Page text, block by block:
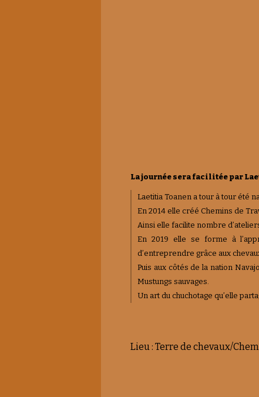
La journée sera facilitée par
Laetitia Toanen a tour à tour été
En 2014 elle créé Chemins de
Ainsi elle facilite nombre
En 2019 elle se forme à
d’entreprendre grâce aux
Puis aux côtés de la nation
Mustungs sauvages.
Un art du chuchotage qu’elle
Lieu : Terre de chevaux/